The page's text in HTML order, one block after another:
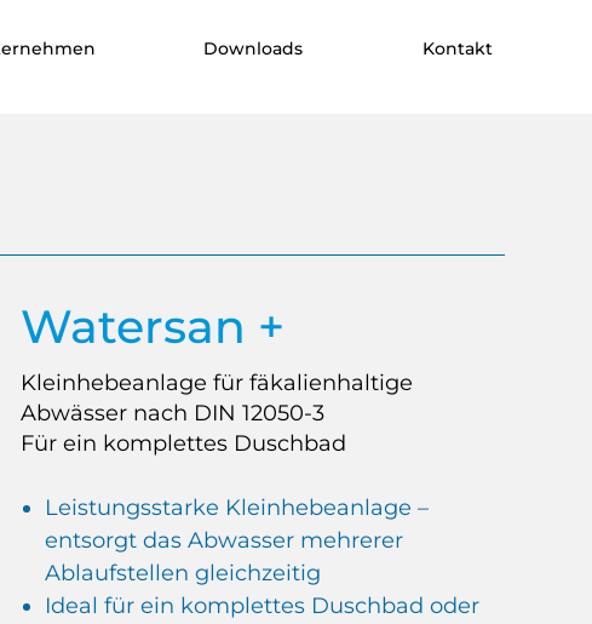
Downloads Kontakt
Watersan +
Kleinhebeanlage für fäkalienhaltige
Abwässer nach DIN 12050-3
Für ein komplettes Duschbad
Leistungsstarke Kleinhebeanlage –
entsorgt das Abwasser mehrerer
Ablaufstellen gleichzeitig
Ideal für ein komplettes Duschbad oder